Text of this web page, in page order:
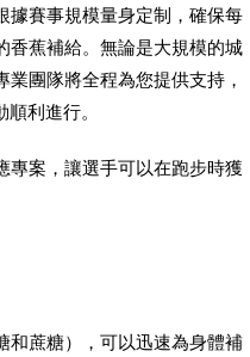
據賽事規模量身定制，確保每
香蕉補給。無論是大規模的城
團隊將全程為您提供支持，
利進行。
專案，讓選手可以在跑步時獲
和蔗糖），可以迅速為身體補